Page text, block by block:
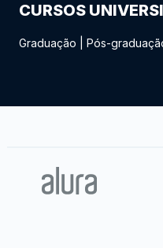
CURSOS
Graduação Pós-